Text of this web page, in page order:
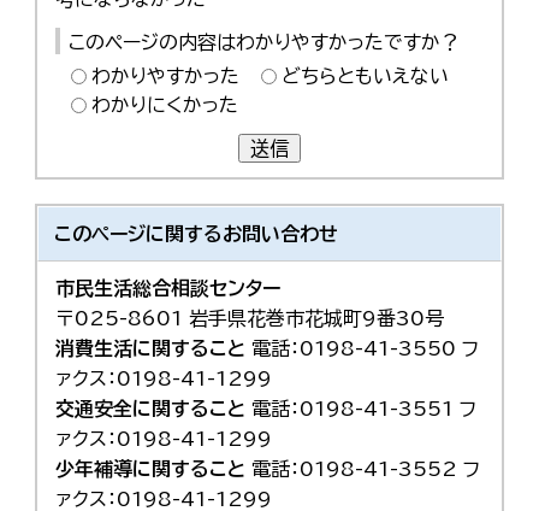
このページの内容はわかりやすかったですか？
わかりやすかった
どちらともいえない
わかりにくかった
送信
このページに関するお問い合わせ
市民生活総合相談センター
〒025-8601 岩手県花巻市花城町9番30号
消費生活に関すること 電話：0198-41-3550 フ
ァクス：0198-41-1299
交通安全に関すること 電話：0198-41-3551 フ
ァクス：0198-41-1299
少年補導に関すること 電話：0198-41-3552 フ
ァクス：0198-41-1299